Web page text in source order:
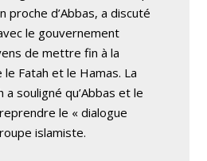
proche d’Abbas, a discuté
le gouvernement
de mettre fin à la
Fatah et le Hamas. La
souligné qu’Abbas et le
le « dialogue
islamiste.